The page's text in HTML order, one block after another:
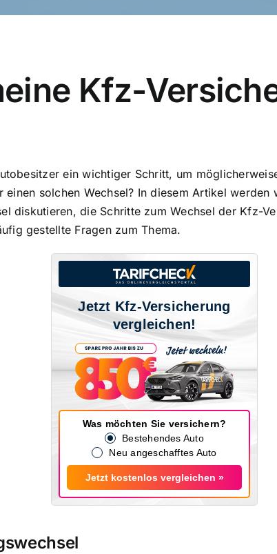
Kfz-
ein wichtiger Schritt, um
solchen Wechsel? In diesem Artikel
diskutieren, die Schritte zum Wechsel der Kfz-
gestellte Fragen zum Thema.
Jetzt Kfz-Versicherung
vergleichen!
Was möchten Sie versichern?
Bestehendes Auto
Neu angeschafftes Auto
Jetzt kostenlos vergleichen »